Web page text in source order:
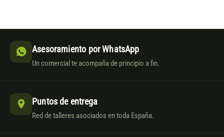
Asesoramiento por WhatsApp
Un comercial te acompaña de principio a fin.
Puntos de entrega
Red de talleres asociados en toda España.